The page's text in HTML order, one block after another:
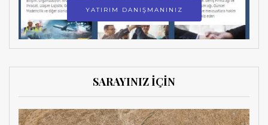
YATIRIM DANIŞMANINIZ
SARAYINIZ İÇİN